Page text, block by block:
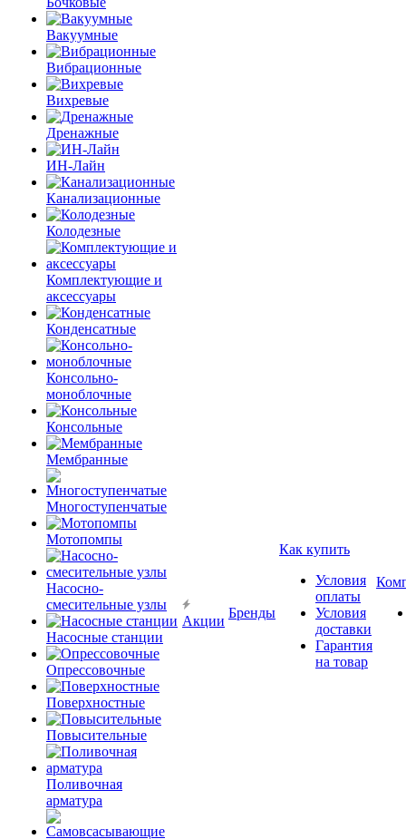
Вакуумные
Вибрационные
Вихревые
Дренажные
ИН-Лайн
Канализационные
Колодезные
Комплектующие и
аксессуары
Конденсатные
Консольно-
моноблочные
Консольные
Мембранные
Многоступенчатые
Мотопомпы
Насосно-
смесительные узлы
Насосные станции
Опрессовочные
Поверхностные
Повысительные
Поливочная
арматура
Акции
Бренды
Как купить
Условия
оплаты
Условия
доставки
Гарантия
на товар